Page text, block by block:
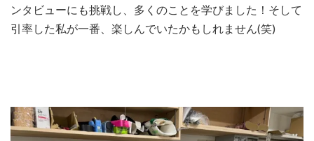
ンタビューにも挑戦し、多くのことを学びました！そして
引率した私が一番、楽しんでいたかもしれません(笑)